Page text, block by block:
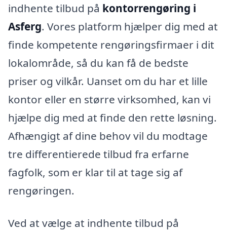
indhente tilbud på kontorrengøring i
Asferg. Vores platform hjælper dig med at
finde kompetente rengøringsfirmaer i dit
lokalområde, så du kan få de bedste
priser og vilkår. Uanset om du har et lille
kontor eller en større virksomhed, kan vi
hjælpe dig med at finde den rette løsning.
Afhængigt af dine behov vil du modtage
tre differentierede tilbud fra erfarne
fagfolk, som er klar til at tage sig af
rengøringen.
Ved at vælge at indhente tilbud på